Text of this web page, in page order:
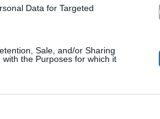
Data for Targeted
Sale, and/or Sharing
the Purposes for which it
qua“. E poi Fiordaliso ha
vi sono dei precedenti, come
scritto: “Lavori come chi